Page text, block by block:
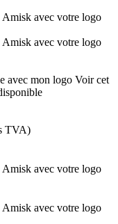
avec mon logo Voir cet
TVA)